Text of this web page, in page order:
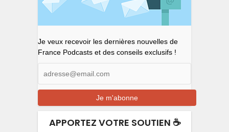
Je veux recevoir les dernières nouvelles de
France Podcasts et des conseils exclusifs !
APPORTEZ VOTRE SOUTIEN ☕️